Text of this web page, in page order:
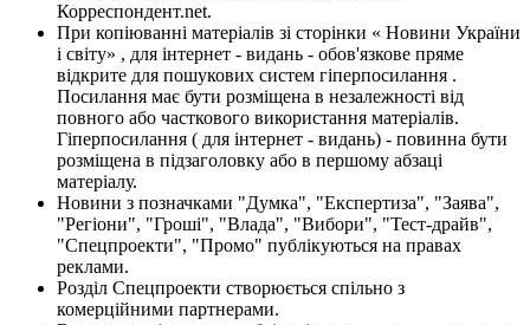
Корреспондент.net.
При копіюванні матеріалів зі сторінки « Новини України
і світу» , для інтернет - видань - обов'язкове пряме
відкрите для пошукових систем гіперпосилання .
Посилання має бути розміщена в незалежності від
повного або часткового використання матеріалів.
Гіперпосилання ( для інтернет - видань) - повинна бути
розміщена в підзаголовку або в першому абзаці
матеріалу.
Новини з позначками "Думка", "Експертиза", "Заява",
"Регіони", "Гроші", "Влада", "Вибори", "Тест-драйв",
"Спецпроекти", "Промо" публікуються на правах
реклами.
Розділ Спецпроекти створюється спільно з
комерційними партнерами.